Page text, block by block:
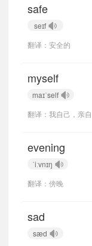
safe
seɪf
翻译：安全的
myself
maɪˈself
翻译：我自己，亲自
evening
ˈiːvnɪŋ
翻译：傍晚
sad
sæd